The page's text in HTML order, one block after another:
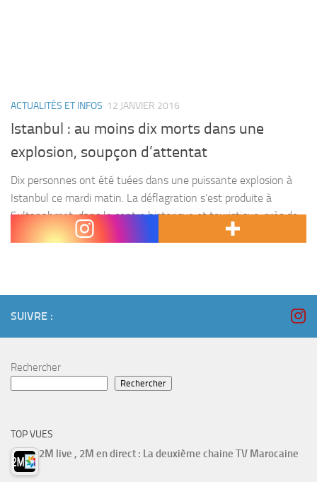
ACTUALITÉS ET INFOS 12 JANVIER 2016
Istanbul : au moins dix morts dans une
explosion, soupçon d’attentat
Dix personnes ont été tuées dans une puissante explosion à
Istanbul ce mardi matin. La déflagration s’est produite à
Sultanahmet, dans le centre historique et touristique, près de
la basilique Sainte-Sophie et de la...
SUIVRE :
Rechercher
Rechercher
TOP VUES
2M live , 2M en direct : La deuxième chaine TV Marocaine